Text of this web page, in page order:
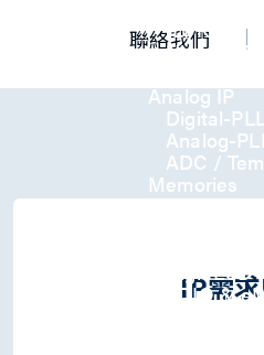
(LPKT)
High
Analog IP
Digital-
Analog-
ADC /
Memories
Memory
High
SDIO &
聯絡我們
IP需